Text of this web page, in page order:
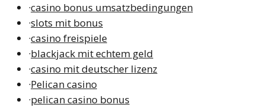
·casino bonus umsatzbedingungen
·slots mit bonus
·casino freispiele
·blackjack mit echtem geld
·casino mit deutscher lizenz
·Pelican casino
·pelican casino bonus